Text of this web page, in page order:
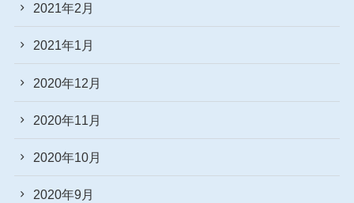
2021年2月
2021年1月
2020年12月
2020年11月
2020年10月
2020年9月